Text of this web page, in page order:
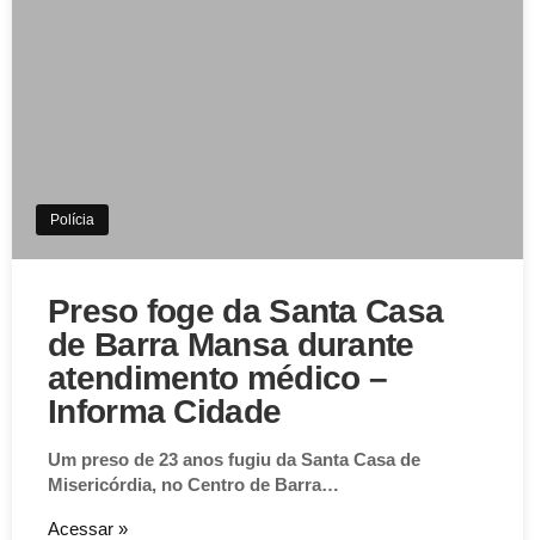
Polícia
Preso foge da Santa Casa
de Barra Mansa durante
atendimento médico –
Informa Cidade
Um preso de 23 anos fugiu da Santa Casa de
Misericórdia, no Centro de Barra…
Acessar »